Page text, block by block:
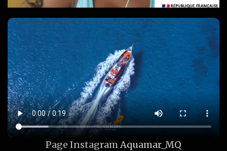
Page Instagram Aquamar_MQ